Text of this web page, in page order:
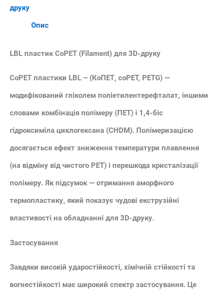
друку
Опис
LBL пластик CoPET (Filament) для 3D-друку
CoPET пластики LBL – (КоПЕТ, coPET, PETG) —
модифікований гліколем поліетилентерефталат, іншими
словами комбінація полімеру (ПЕТ) і 1,4-біс
гідроксиміла циклогексана (CHDM). Полімеризацією
досягається ефект зниження температури плавлення
(на відміну від чистого PET) і перешкода кристалізації
полімеру. Як підсумок — отримання аморфного
термопластику, який показує чудові екструзійні
властивості на обладнанні для 3D-друку.
Застосування
Завдяки високій ударостійкості, хімічній стійкості та
вогнестійкості має широкий спектр застосування. Це